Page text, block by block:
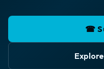
☎